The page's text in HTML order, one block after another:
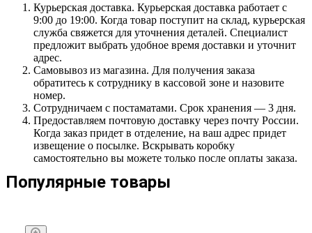
Курьерская доставка. Курьерская доставка работает с
9:00 до 19:00. Когда товар поступит на склад, курьерская
служба свяжется для уточнения деталей. Специалист
предложит выбрать удобное время доставки и уточнит
адрес.
Самовывоз из магазина. Для получения заказа
обратитесь к сотруднику в кассовой зоне и назовите
номер.
Сотрудничаем с постаматами. Срок хранения — 3 дня.
Предоставляем почтовую доставку через почту России.
Когда заказ придет в отделение, на ваш адрес придет
извещение о посылке. Вскрывать коробку
самостоятельно вы можете только после оплаты заказа.
Популярные товары